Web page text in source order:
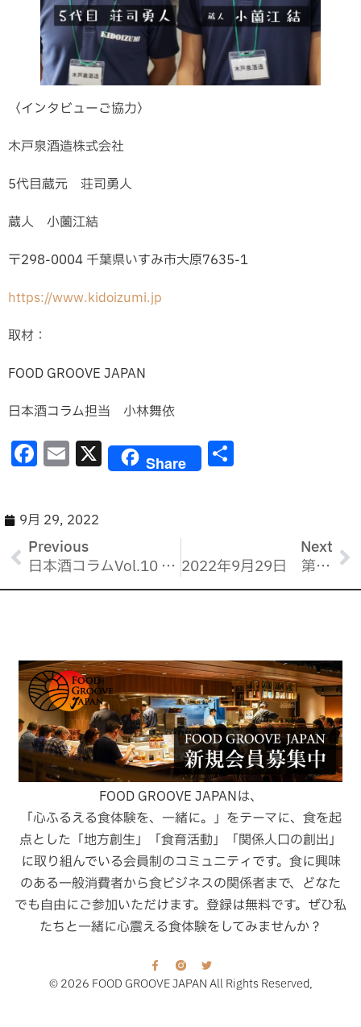
〈インタビューご協力〉
木戸泉酒造株式会社
5代目蔵元 荘司勇人
蔵人 小薗江結
〒298-0004 千葉県いすみ市大原7635-1
https://www.kidoizumi.jp
取材：
FOOD GROOVE JAPAN
日本酒コラム担当 小林舞依
F
a
c
e
b
o
E
m
l
X Share
9月 29, 2022
Previous
日本酒コラムVol.10 つながる縁を大切に「御慶事ふくまる」茨城県・青木酒造
Next
2022年9月29日 第1回【 岩城の酒と魚を楽しむ会】 報告レポート
FOOD GROOVE JAPANは、
「心ふるえる食体験を、一緒に。」をテーマに、食を起
点とした「地方創生」「食育活動」「関係人口の創出」
に取り組んでいる会員制のコミュニティです。食に興味
のある一般消費者から食ビジネスの関係者まで、どなた
でも自由にご参加いただけます。登録は無料です。ぜひ私
たちと一緒に心震える食体験をしてみませんか？
© 2026 FOOD GROOVE JAPAN All Rights Reserved,